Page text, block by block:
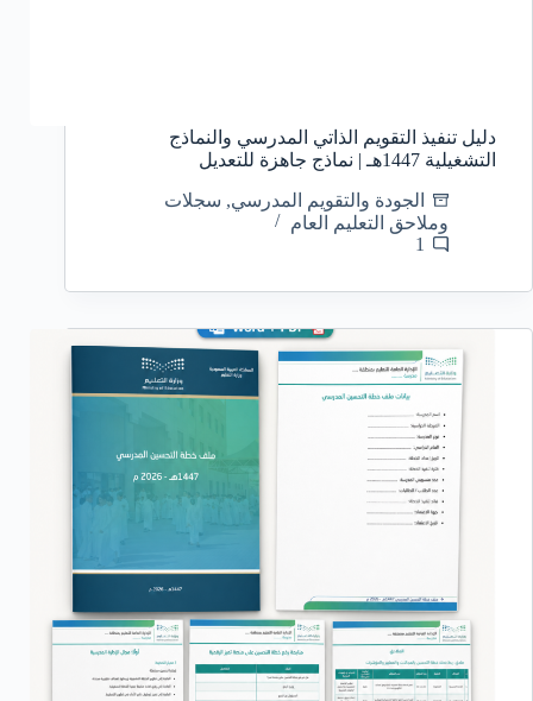
دليل تنفيذ التقويم الذاتي المدرسي والنماذج
التشغيلية 1447هـ | نماذج جاهزة للتعديل
الجودة والتقويم المدرسي, سجلات
وملاحق التعليم العام
1